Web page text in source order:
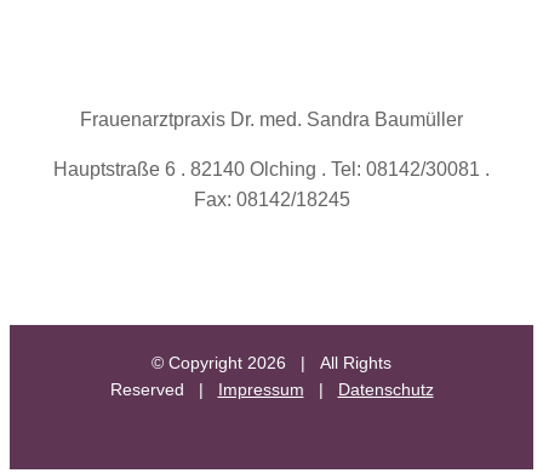
Frauenarztpraxis Dr. med. Sandra Baumüller
Hauptstraße 6 . 82140 Olching . Tel: 08142/30081 .
Fax: 08142/18245
© Copyright 2026 | All Rights
Reserved | Impressum | Datenschutz